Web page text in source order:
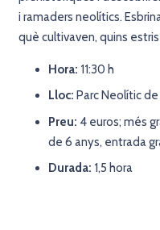
i ramaders neolítics.
què cultivaven, quins
Hora: 11:30 h
Lloc: Parc Neolític
Preu: 4 euros; més
de 6 anys, entrada
Durada: 1,5 hora